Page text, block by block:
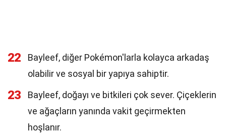
22
Bayleef, diğer Pokémon'larla kolayca arkadaş
olabilir ve sosyal bir yapıya sahiptir.
23
Bayleef, doğayı ve bitkileri çok sever. Çiçeklerin
ve ağaçların yanında vakit geçirmekten
hoşlanır.